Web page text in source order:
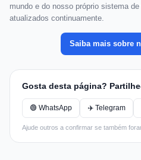
mundo e do nosso próprio sistema
atualizados continuamente.
Saiba mais sobre
Gosta desta página?
🟢 WhatsApp ✈️ Telegram
Ajude outros a confirmar se também